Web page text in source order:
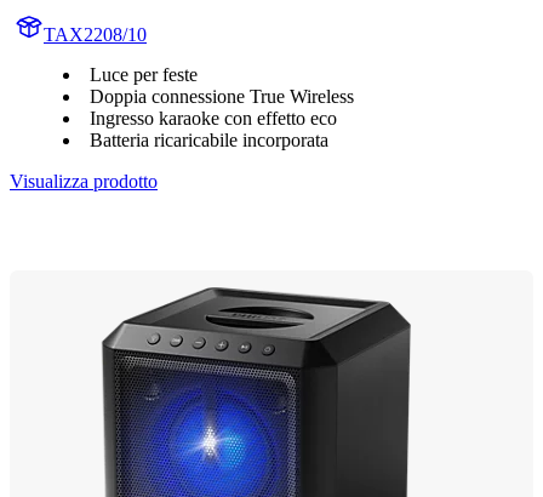
TAX2208/10
Luce per feste
Doppia connessione True Wireless
Ingresso karaoke con effetto eco
Batteria ricaricabile incorporata
Visualizza prodotto